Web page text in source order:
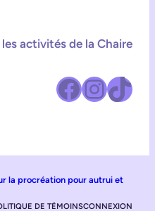
les activités de la Chaire
Facebook InstagramTikTok
la procréation pour autrui et
DE TÉMOINSCONNEXION